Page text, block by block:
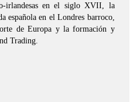
irlandesas en el siglo XVII, la
española en el Londres barroco,
de Europa y la formación y
Trading.